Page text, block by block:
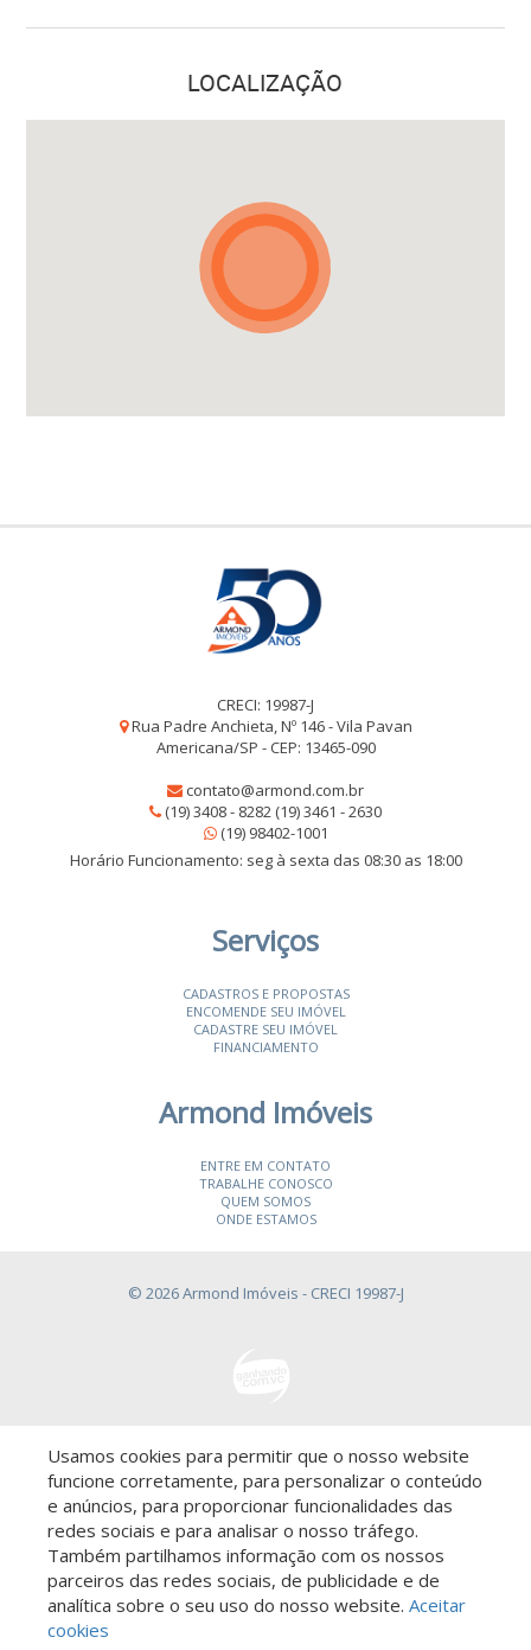
Saiba mais sobre este imóvel!
LOCALIZAÇÃO
CRECI: 19987-J
Rua Padre Anchieta, Nº 146 - Vila Pavan
Americana/SP - CEP: 13465-090
contato@armond.com.br
(19) 3408 - 8282 (19) 3461 - 2630
(19) 98402-1001
Horário Funcionamento: seg à sexta das 08:30 as 18:00
Serviços
CADASTROS E PROPOSTAS
ENCOMENDE SEU IMÓVEL
CADASTRE SEU IMÓVEL
FINANCIAMENTO
Armond Imóveis
ENTRE EM CONTATO
TRABALHE CONOSCO
QUEM SOMOS
ONDE ESTAMOS
© 2026 Armond Imóveis - CRECI 19987-J
Descomplicado por:
Usamos cookies para permitir que o nosso website
funcione corretamente, para personalizar o conteúdo
e anúncios, para proporcionar funcionalidades das
redes sociais e para analisar o nosso tráfego.
Também partilhamos informação com os nossos
parceiros das redes sociais, de publicidade e de
analítica sobre o seu uso do nosso website. Aceitar
cookies